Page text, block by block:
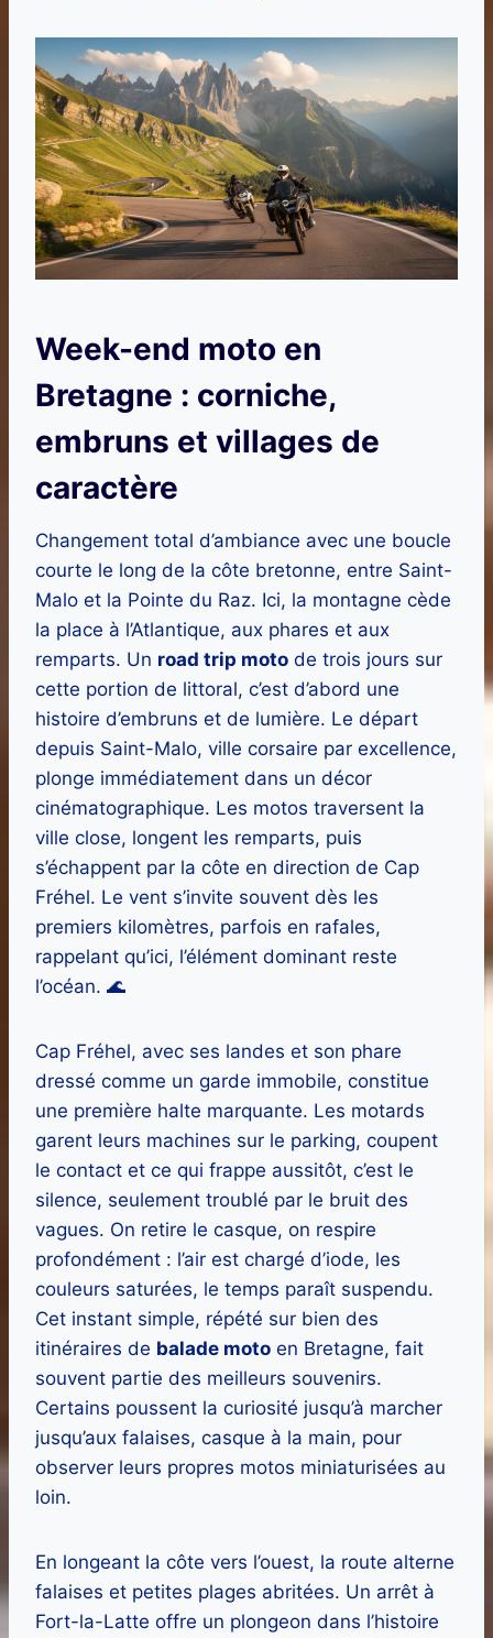
Week-end moto en
Bretagne : corniche,
embruns et villages de
caractère
Changement total d’ambiance avec une boucle
courte le long de la côte bretonne, entre Saint-
Malo et la Pointe du Raz. Ici, la montagne cède
la place à l’Atlantique, aux phares et aux
remparts. Un road trip moto de trois jours sur
cette portion de littoral, c’est d’abord une
histoire d’embruns et de lumière. Le départ
depuis Saint-Malo, ville corsaire par excellence,
plonge immédiatement dans un décor
cinématographique. Les motos traversent la
ville close, longent les remparts, puis
s’échappent par la côte en direction de Cap
Fréhel. Le vent s’invite souvent dès les
premiers kilomètres, parfois en rafales,
rappelant qu’ici, l’élément dominant reste
l’océan. 🌊
Cap Fréhel, avec ses landes et son phare
dressé comme un garde immobile, constitue
une première halte marquante. Les motards
garent leurs machines sur le parking, coupent
le contact et ce qui frappe aussitôt, c’est le
silence, seulement troublé par le bruit des
vagues. On retire le casque, on respire
profondément : l’air est chargé d’iode, les
couleurs saturées, le temps paraît suspendu.
Cet instant simple, répété sur bien des
itinéraires de balade moto en Bretagne, fait
souvent partie des meilleurs souvenirs.
Certains poussent la curiosité jusqu’à marcher
jusqu’aux falaises, casque à la main, pour
observer leurs propres motos miniaturisées au
loin.
En longeant la côte vers l’ouest, la route alterne
falaises et petites plages abritées. Un arrêt à
Fort-la-Latte offre un plongeon dans l’histoire